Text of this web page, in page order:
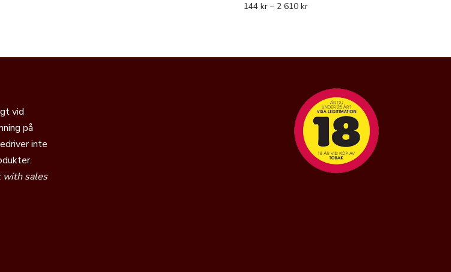
144 kr – 2 610 kr
vid
på
inte
with sales